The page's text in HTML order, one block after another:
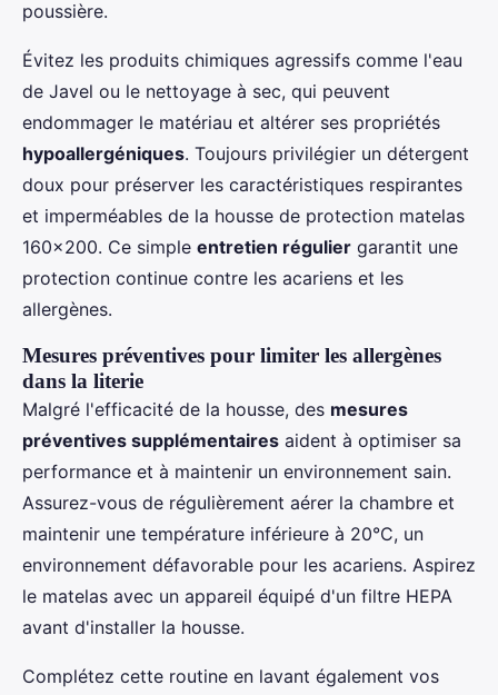
poussière.
Évitez les produits chimiques agressifs comme l'eau
de Javel ou le nettoyage à sec, qui peuvent
endommager le matériau et altérer ses propriétés
hypoallergéniques. Toujours privilégier un détergent
doux pour préserver les caractéristiques respirantes
et imperméables de la housse de protection matelas
160x200. Ce simple entretien régulier garantit une
protection continue contre les acariens et les
allergènes.
Mesures préventives pour limiter les allergènes
dans la literie
Malgré l'efficacité de la housse, des mesures
préventives supplémentaires aident à optimiser sa
performance et à maintenir un environnement sain.
Assurez-vous de régulièrement aérer la chambre et
maintenir une température inférieure à 20°C, un
environnement défavorable pour les acariens. Aspirez
le matelas avec un appareil équipé d'un filtre HEPA
avant d'installer la housse.
Complétez cette routine en lavant également vos